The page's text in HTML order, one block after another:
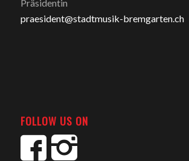
Präsidentin
praesident@stadtmusik-bremgarten.ch
FOLLOW US ON